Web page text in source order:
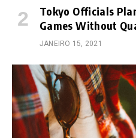
Tokyo Officials
Games Without
JANEIRO 15, 2021